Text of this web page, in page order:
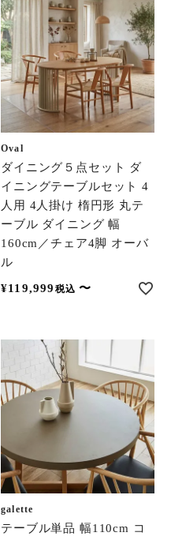
Oval
ダイニング５点セット ダ
イニングテーブルセット 4
人用 4人掛け 楕円形 丸テ
ーブル ダイニング 幅
160cm／チェア4脚 オーバ
ル
¥119,999 税込 〜
galette
テーブル単品 幅110cm コ